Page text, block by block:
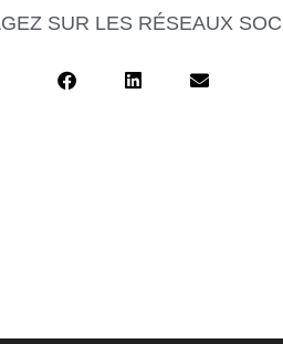
SUR LES RÉSEAUX